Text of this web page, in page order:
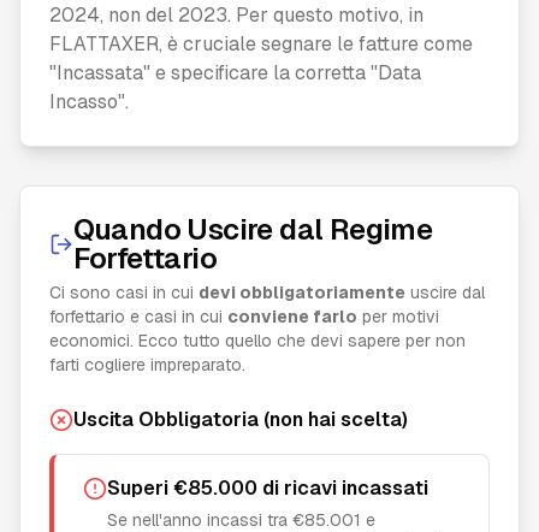
2024, non del 2023. Per questo motivo, in
FLATTAXER, è cruciale segnare le fatture come
"Incassata" e specificare la corretta "Data
Incasso".
Quando Uscire dal Regime
Forfettario
Ci sono casi in cui devi obbligatoriamente uscire dal
forfettario e casi in cui conviene farlo per motivi
economici. Ecco tutto quello che devi sapere per non
farti cogliere impreparato.
Uscita Obbligatoria (non hai scelta)
Superi €85.000 di ricavi incassati
Se nell'anno incassi tra €85.001 e